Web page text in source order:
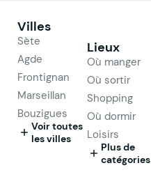
Villes
Sète
Agde
Frontignan
Marseillan
Bouzigues
Voir toutes
les villes
Lieux
Où manger
Où sortir
Shopping
Où dormir
Loisirs
Plus de
catégories